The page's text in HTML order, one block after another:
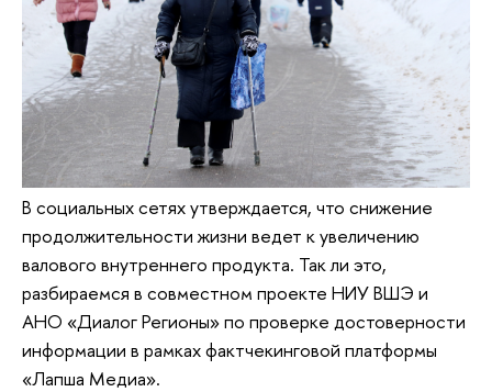
В социальных сетях утверждается, что снижение
продолжительности жизни ведет к увеличению
валового внутреннего продукта. Так ли это,
разбираемся в совместном проекте НИУ ВШЭ и
АНО «Диалог Регионы» по проверке достоверности
информации в рамках фактчекинговой платформы
«Лапша Медиа».